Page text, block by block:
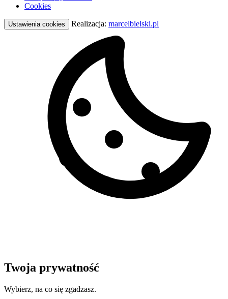
Cookies
Ustawienia cookies Realizacja: marcelbielski.pl
Twoja prywatność
Wybierz, na co się zgadzasz.